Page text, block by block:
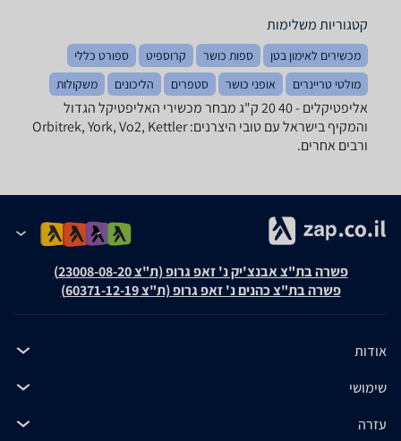
קטגוריות משלימות
מכשירים לאימון בטן ספות כושר קרוספיט
ספורט כללי
מולטי טריינרים
אופני כושר סטפרים הליכונים משקולות
אליפטיקלים - ‏40 ‏20 ‏ק"ג מבחר מכשירי האליפטיקל הגדול
והמקיף בישראל עם טובי היצרנים: Orbitrek, York, Vo2, Kettler
ורבים אחרים.
פשרה בת"צ אבנצ'יק נ' זאפ גרופ (ת"צ 23008-08-20)
פשרה בת"צ כהנים נ' זאפ גרופ (ת"צ 60371-12-19)
אודות
שימושי
עזרה